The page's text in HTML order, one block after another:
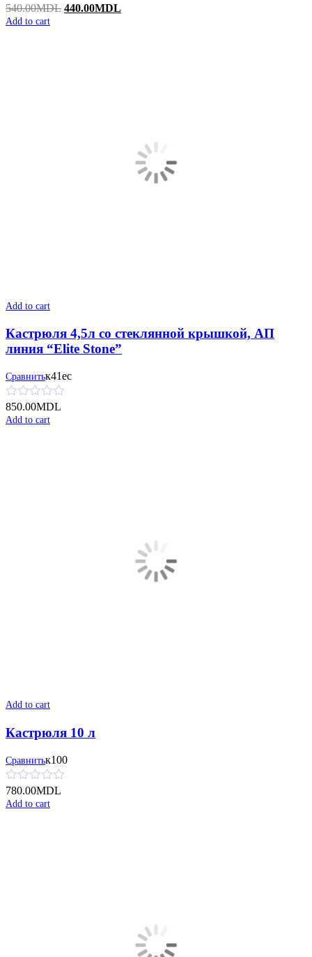
540.00MDL Original
440.00MDL
Add to cart
Add to cart
Кастрюля 4,5л со стеклянной крышкой, АП
линия “Elite Stone”
Сравнитьк41ес
850.00MDL
Add to cart
Add to cart
Кастрюля 10 л
Сравнитьк100
780.00MDL
Add to cart